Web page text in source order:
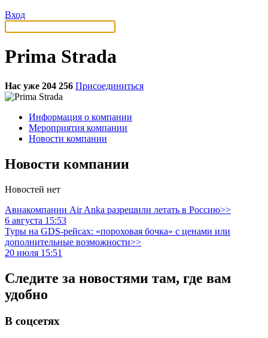
Вход
Prima Strada
Нас уже 204 256 Присоединиться
Информация о компании
Мероприятия компании
Новости компании
Новости компании
Новостей нет
Авиакомпании Air Anka разрешили летать в Россию>>
6 августа 15:53
Туры на GDS-рейсах: «пороховая бочка» с ценами или
дополнительные возможности>>
20 июля 15:51
Следите за новостями там, где вам
удобно
В соцсетях